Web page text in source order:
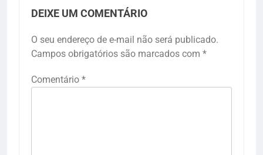
DEIXE UM COMENTÁRIO
O seu endereço de e-mail não será publicado.
Campos obrigatórios são marcados com *
Comentário *